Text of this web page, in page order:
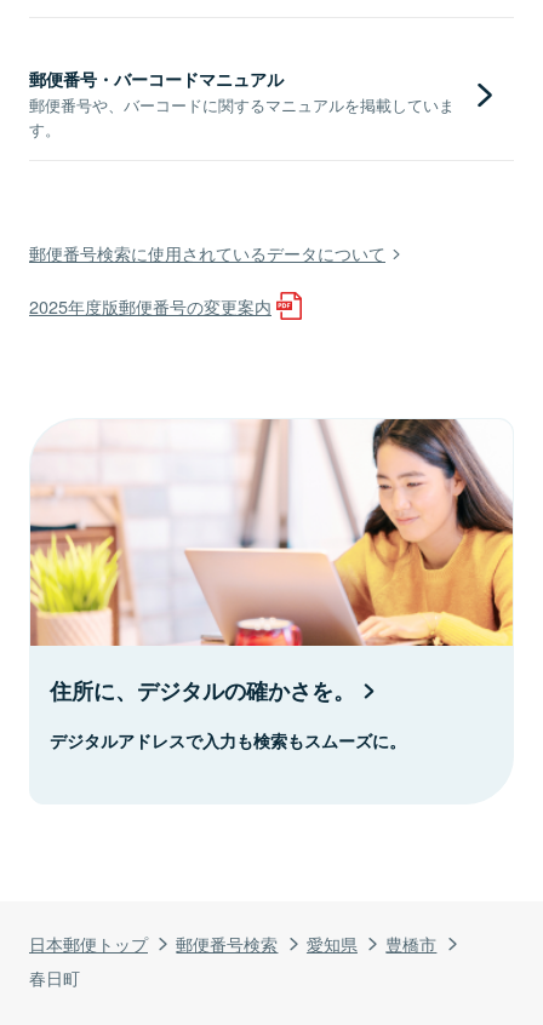
日本郵便トップ 郵便番号検索 愛知県
豊橋市
春日町
郵便番号・バーコードマニュアル
郵便番号や、バーコードに関するマニュアルを掲載していま
す。
郵便番号検索に使用されているデータについて
2025年度版郵便番号の変更案内
住所に、デジタルの確かさを。
デジタルアドレスで入力も検索もスムーズに。